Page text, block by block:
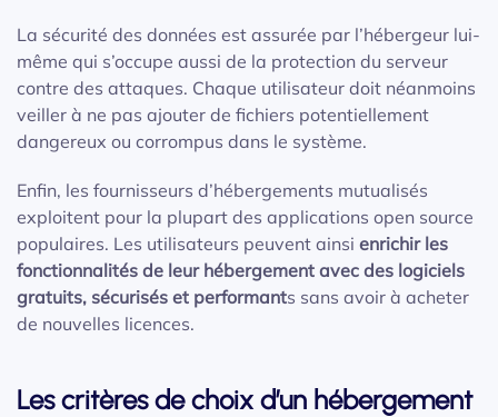
La sécurité des données est assurée par l’hébergeur lui-
même qui s’occupe aussi de la protection du serveur
contre des attaques. Chaque utilisateur doit néanmoins
veiller à ne pas ajouter de fichiers potentiellement
dangereux ou corrompus dans le système.
Enfin, les fournisseurs d’hébergements mutualisés
exploitent pour la plupart des applications open source
populaires. Les utilisateurs peuvent ainsi enrichir les
fonctionnalités de leur hébergement avec des logiciels
gratuits, sécurisés et performants sans avoir à acheter
de nouvelles licences.
Les critères de choix d’un hébergement